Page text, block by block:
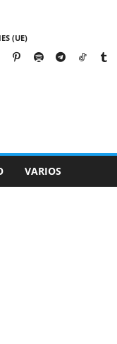
(UE)
VARIOS